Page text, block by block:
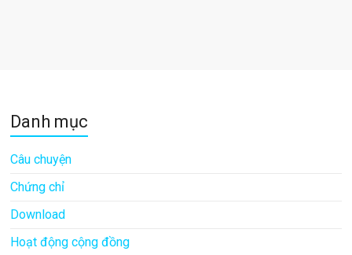
Danh mục
Câu chuyện
Chứng chỉ
Download
Hoạt động cộng đồng